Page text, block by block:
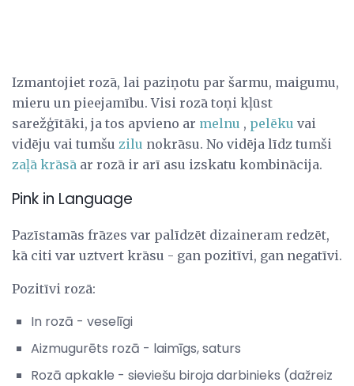
Izmantojiet rozā, lai paziņotu par šarmu, maigumu,
mieru un pieejamību. Visi rozā toņi kļūst
sarežģītāki, ja tos apvieno ar melnu , pelēku vai
vidēju vai tumšu zilu nokrāsu. No vidēja līdz tumši
zaļā krāsā ar rozā ir arī asu izskatu kombinācija.
Pink in Language
Pazīstamās frāzes var palīdzēt dizaineram redzēt,
kā citi var uztvert krāsu - gan pozitīvi, gan negatīvi.
Pozitīvi rozā:
In rozā - veselīgi
Aizmugurēts rozā - laimīgs, saturs
Rozā apkakle - sieviešu biroja darbinieks (dažreiz